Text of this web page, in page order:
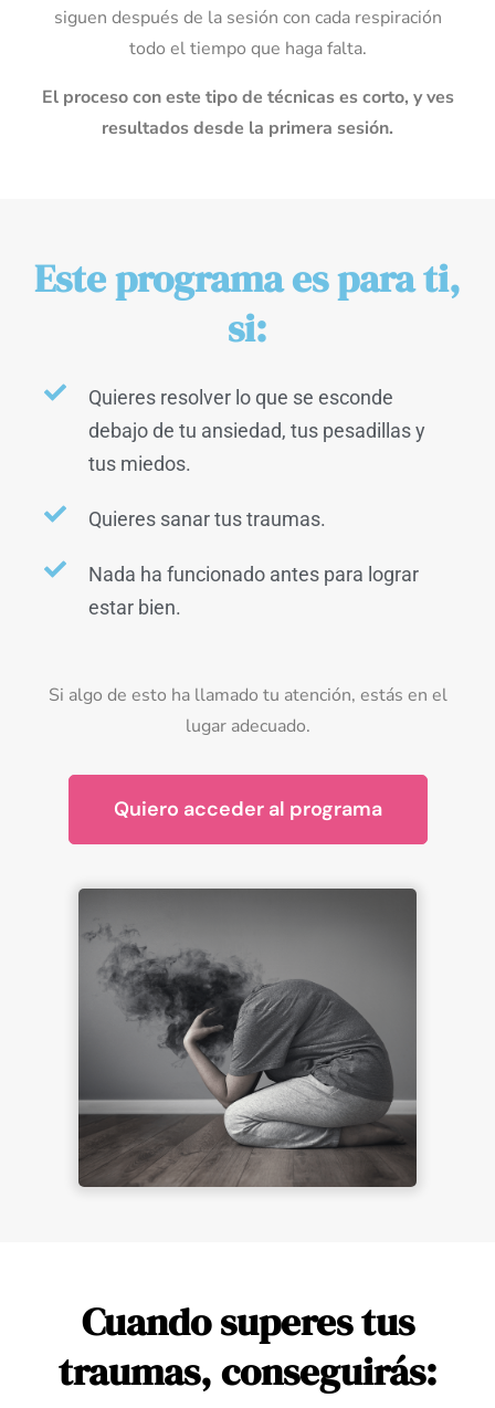
siguen después de la sesión con cada respiración
todo el tiempo que haga falta.
El proceso con este tipo de técnicas es corto, y ves
resultados desde la primera sesión.
Este programa es para ti,
si:
Quieres resolver lo que se esconde
debajo de tu ansiedad, tus pesadillas y
tus miedos.
Quieres sanar tus traumas.
Nada ha funcionado antes para lograr
estar bien.
Si algo de esto ha llamado tu atención, estás en el
lugar adecuado.
Quiero acceder al programa
Cuando superes tus
traumas, conseguirás: